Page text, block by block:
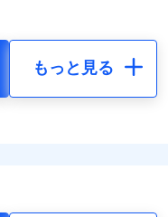
もっと見る